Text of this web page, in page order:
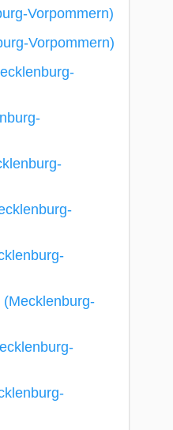
Vorpommern)
Vorpommern)